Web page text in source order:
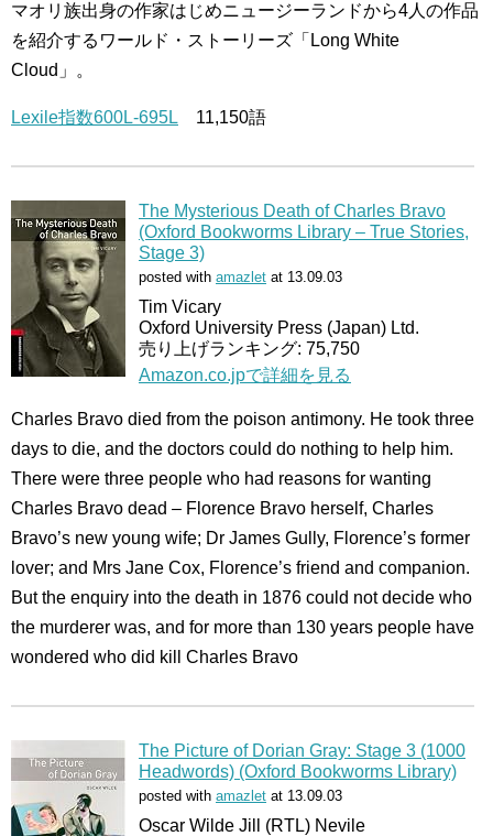
マオリ族出身の作家はじめニュージーランドから4人の作品
を紹介するワールド・ストーリーズ「Long White
Cloud」。
Lexile指数600L-695L 11,150語
The Mysterious Death of Charles Bravo
(Oxford Bookworms Library – True Stories,
Stage 3)
posted with amazlet at 13.09.03
Tim Vicary
Oxford University Press (Japan) Ltd.
売り上げランキング: 75,750
Amazon.co.jpで詳細を見る
Charles Bravo died from the poison antimony. He took three
days to die, and the doctors could do nothing to help him.
There were three people who had reasons for wanting
Charles Bravo dead – Florence Bravo herself, Charles
Bravo’s new young wife; Dr James Gully, Florence’s former
lover; and Mrs Jane Cox, Florence’s friend and companion.
But the enquiry into the death in 1876 could not decide who
the murderer was, and for more than 130 years people have
wondered who did kill Charles Bravo
The Picture of Dorian Gray: Stage 3 (1000
Headwords) (Oxford Bookworms Library)
posted with amazlet at 13.09.03
Oscar Wilde Jill (RTL) Nevile